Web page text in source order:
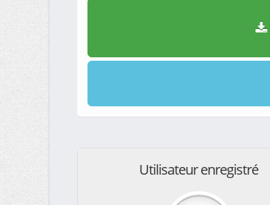
Utilisateur enregistré